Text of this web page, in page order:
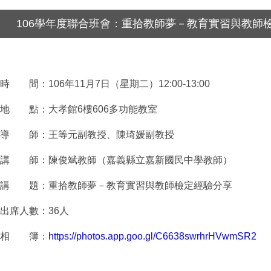
106學年度聯合班會：重拾教師夢－教育實習與教師
時 間：106年11月7日（星期二）12:00-13:00
地 點：大孝館6樓606多功能教室
導 師：王等元副教授、陳琦媛副教授
講 師：陳俊斌教師（嘉義縣立嘉新國民中學教師）
講 題：重拾教師夢－教育實習與教師檢定經驗分享
出席人數：36人
相 簿： https://photos.app.goo.gl/C6638swrhrHVwmSR2